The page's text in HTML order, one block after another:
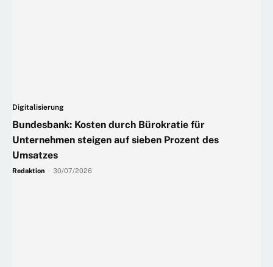
Digitalisierung
Bundesbank: Kosten durch Bürokratie für
Unternehmen steigen auf sieben Prozent des
Umsatzes
Redaktion 30/07/2026